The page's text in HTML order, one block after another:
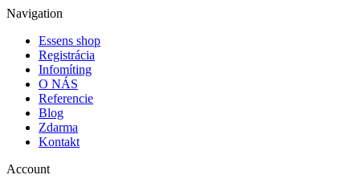
Navigation
Essens shop
Registrácia
Infomíting
O NÁS
Referencie
Blog
Zdarma
Kontakt
Account